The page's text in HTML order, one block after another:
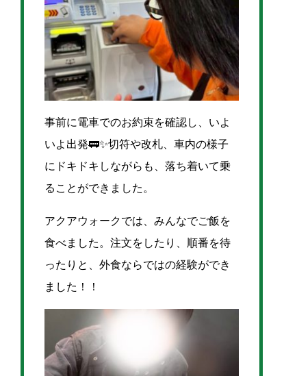
事前に電車でのお約束を確認し、いよ
いよ出発🚃✨切符や改札、車内の様子
にドキドキしながらも、落ち着いて乗
ることができました。
アクアウォークでは、みんなでご飯を
食べました。注文をしたり、順番を待
ったりと、外食ならではの経験ができ
ました！！